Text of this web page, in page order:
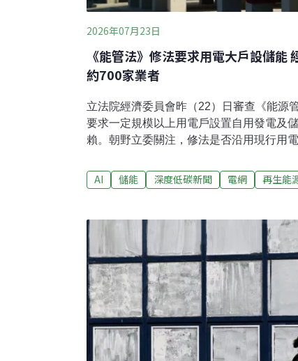
2026年07月23日
《能管法》修法要求用電大戶設儲能
約700家業者
立法院經濟委員會昨（22）日審查《能源
要求一定規模以上用電戶設置自用發電及
賴。朝野立委關注，修法是否沿用現行用
為討論基礎，約涵蓋700家業者，但仍須與
心 擬修法要求自備電源與儲能立法院2019
容量10%的再生能源裝置容量，並給予5
出《能源管理法》修正草案，更進一步要
能源自給能力、降低對電網的依賴，已於5
AI 儲能 深度低碳新聞 電網 再生能